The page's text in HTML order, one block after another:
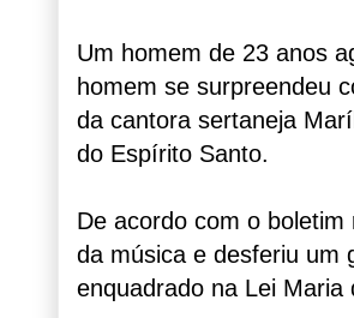
Um homem de 23 anos
homem se surpreendeu
da cantora sertaneja
do Espírito Santo.
De acordo com o
da música e desferiu um
enquadrado na Lei Maria